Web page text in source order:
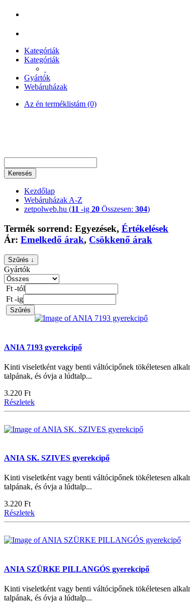
Kategóriák
Kategóriák
Gyártók
Webáruházak
Az én terméklistám (0)
Keresés
Kezdőlap
Webáruházak A-Z
zetpolweb.hu (11 -ig 20 Összesen: 304)
Termék sorrend: Egyezések, Értékelések
Ár: Emelkedő árak, Csökkenő árak
Szűrés ↓
Gyártók
Ft -tól
Ft -ig
Szűrés
ANIA 7193 gyerekcipő
Kinti viseletként vagy benti váltócipőnek tökéletesen
talpának, és óvja a lúdtalp...
3.220 Ft
Részletek
ANIA SK. SZIVES gyerekcipő
Kinti viseletként vagy benti váltócipőnek tökéletesen
talpának, és óvja a lúdtalp...
3.220 Ft
Részletek
ANIA SZÜRKE PILLANGÓS gyerekcipő
Kinti viseletként vagy benti váltócipőnek tökéletesen
talpának, és óvja a lúdtalp...